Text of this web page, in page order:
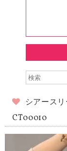
シアース
CT00010